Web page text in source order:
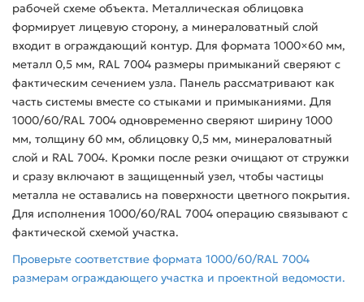
рабочей схеме объекта. Металлическая облицовка
формирует лицевую сторону, а минераловатный слой
входит в ограждающий контур. Для формата 1000×60 мм,
металл 0,5 мм, RAL 7004 размеры примыканий сверяют с
фактическим сечением узла. Панель рассматривают как
часть системы вместе со стыками и примыканиями. Для
1000/60/RAL 7004 одновременно сверяют ширину 1000
мм, толщину 60 мм, облицовку 0,5 мм, минераловатный
слой и RAL 7004. Кромки после резки очищают от стружки
и сразу включают в защищенный узел, чтобы частицы
металла не оставались на поверхности цветного покрытия.
Для исполнения 1000/60/RAL 7004 операцию связывают с
фактической схемой участка.
Проверьте соответствие формата 1000/60/RAL 7004
размерам ограждающего участка и проектной ведомости.